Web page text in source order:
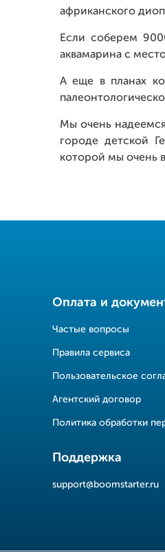
африканского
Если соберем
аквамарина с
А еще в планах
Мы очень
городе детской
которой мы очень
Оплата и
Частые вопросы
Правила сервиса
Пользовательское
Агентский договор
Политика обработки
Поддержка
support@boomstarter.ru